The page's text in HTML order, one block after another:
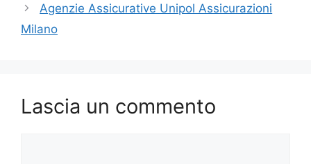
Agenzie Assicurative Unipol Assicurazioni
Milano
Lascia un commento